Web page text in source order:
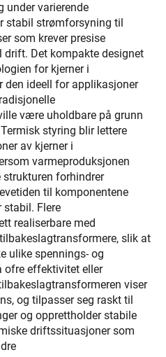
under varierende
stabil strømforsyning til
som krever presise
Det kompakte designet
for kjerner i
ideell for applikasjoner
være uholdbare på grunn
styring blir lettere
av kjerner i
varmeproduksjonen
forhindrer
til komponentene
Flere
realiserbare med
slik at
ulike spennings- og
ofre effektivitet eller
viser
og tilpasser seg raskt til
og opprettholder stabile
driftssituasjoner som